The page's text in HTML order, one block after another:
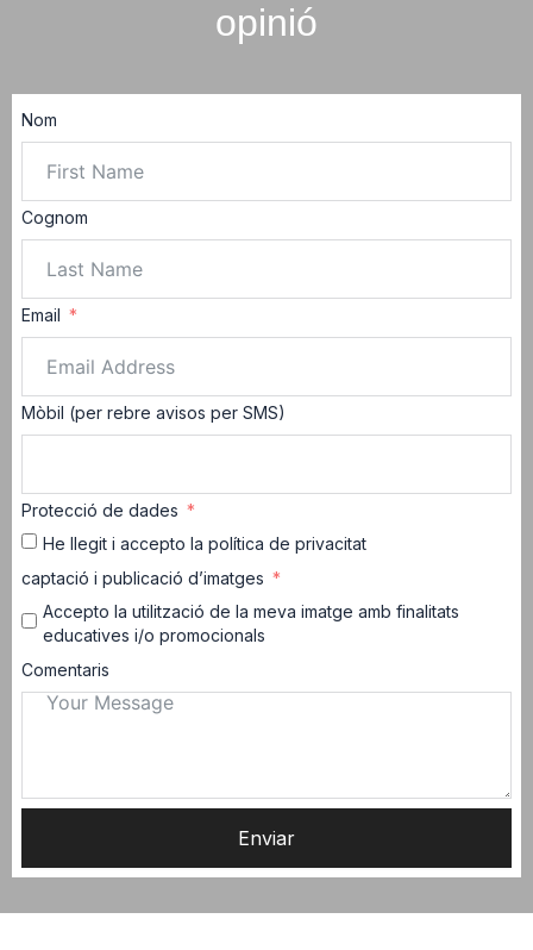
opinió
Nom
Cognom
Email
Mòbil (per rebre avisos per SMS)
Protecció de dades
He llegit i accepto la política de privacitat
captació i publicació d’imatges
Accepto la utilització de la meva imatge amb finalitats
educatives i/o promocionals
Comentaris
Enviar